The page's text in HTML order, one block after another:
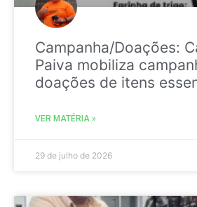
Campanha/Doações:
Paiva mobiliza
doações de itens
VER MATÉRIA »
29 de julho de 2026